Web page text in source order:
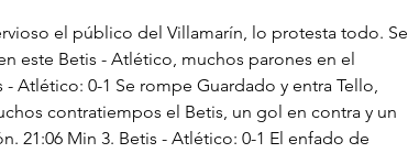
el público del Villamarín, lo protesta todo. Se
este Betis - Atlético, muchos parones en el
- Atlético: 0-1 Se rompe Guardado y entra Tello,
contratiempos el Betis, un gol en contra y un
21:06 Min 3. Betis - Atlético: 0-1 El enfado de